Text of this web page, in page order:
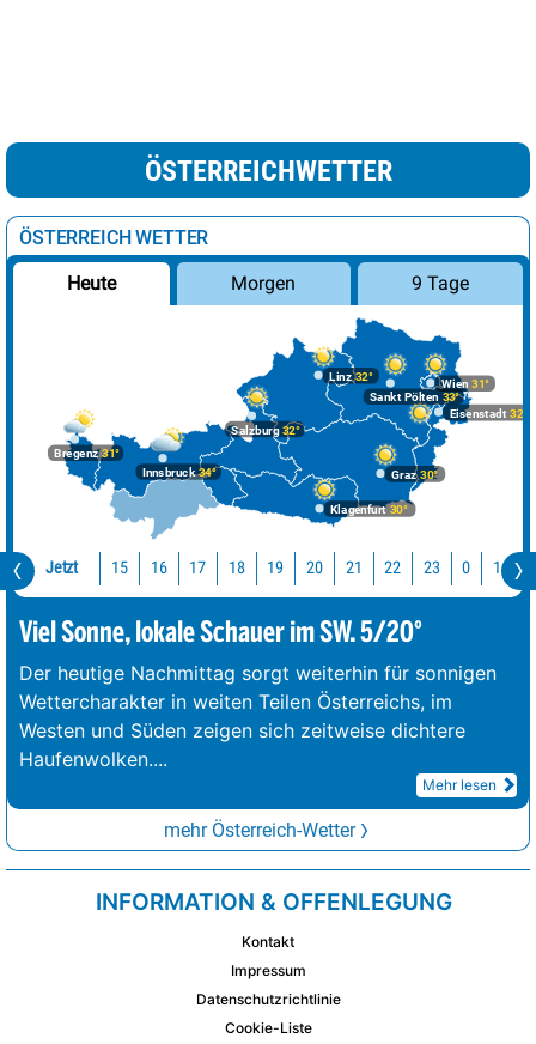
ÖSTERREICHWETTER
ÖSTERREICH WETTER
Heute Morgen 9 Tage
Bregenz31°
Graz30°
Innsbruck34°
Klagenfurt 30°
Linz32°
Salzburg32°
Wien 31°
Eisenstadt 32°
Sankt Pölten 33°
Jetzt 15 16 17 18 19 20 21 22 23 0 1
Viel Sonne, lokale Schauer im SW. 5/20°
Der heutige Nachmittag sorgt weiterhin für sonnigen
Wettercharakter in weiten Teilen Österreichs, im
Westen und Süden zeigen sich zeitweise dichtere
Haufenwolken....
Mehr lesen
mehr Österreich-Wetter
INFORMATION & OFFENLEGUNG
Kontakt
Impressum
Datenschutzrichtlinie
Cookie-Liste